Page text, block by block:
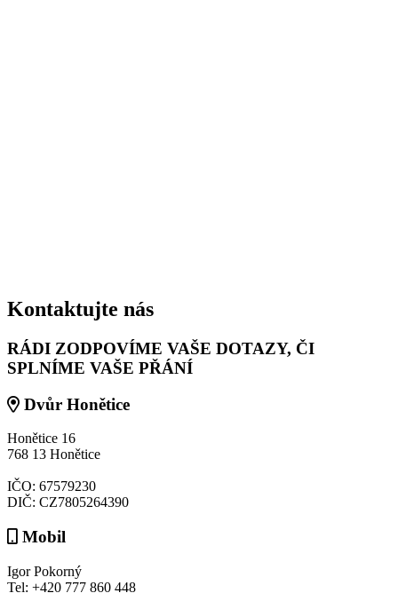
Kontaktujte nás
RÁDI ZODPOVÍME VAŠE DOTAZY, ČI
SPLNÍME VAŠE PŘÁNÍ
Dvůr Honětice
Honětice 16
768 13 Honětice
IČO: 67579230
DIČ: CZ7805264390
Mobil
Igor Pokorný
Tel: +420 777 860 448